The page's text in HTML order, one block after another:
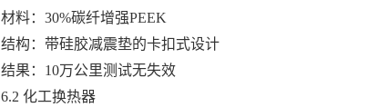
材料：30%碳纤增强PEEK
结构：带硅胶减震垫的卡扣式设计
结果：10万公里测试无失效
6.2 化工换热器